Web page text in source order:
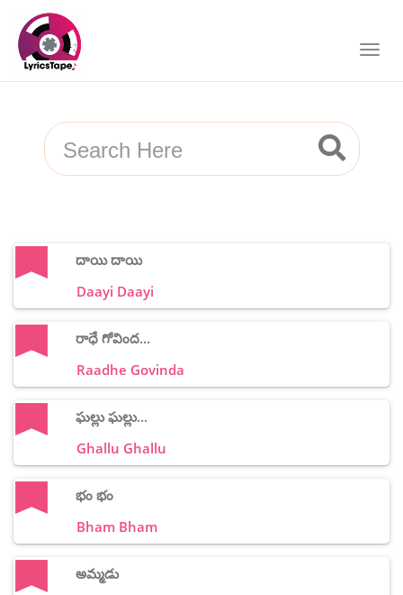
దాయి దాయి
Daayi Daayi
రాధే గోవింద...
Raadhe Govinda
ఘల్లు ఘల్లు...
Ghallu Ghallu
భం భం
Bham Bham
అమ్మడు